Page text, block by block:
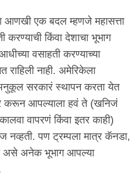
आणखी एक बदल म्हणजे महासत्ता
करण्याची किंवा देशाचा भूभाग
वसाहती करण्याच्या
राहिली नाही. अमेरिकेला
सरकारं स्थापन करता येत
करून आपल्याला हवं ते (खनिजं
वापरणं किंवा इतर काही)
नव्हती. पण ट्रम्पला मात्र कॅनडा,
असे अनेक भूभाग आपल्या